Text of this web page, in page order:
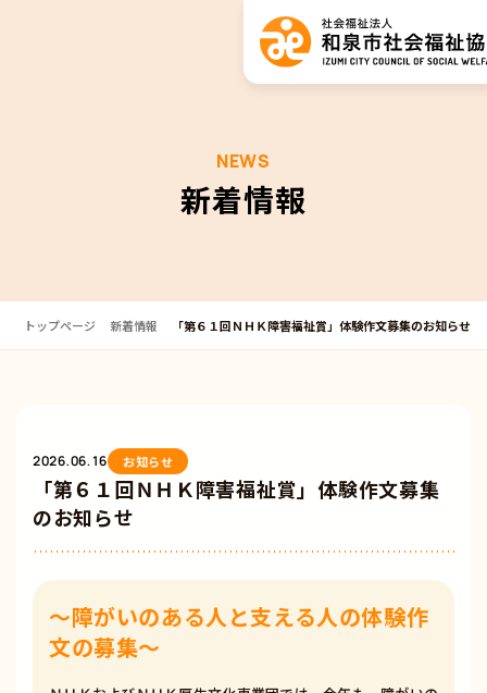
NEWS
新着情報
トップページ 新着情報 「第６１回ＮＨＫ障害福祉賞」体験作文募集のお知らせ
2026.06.16 お知らせ
「第６１回ＮＨＫ障害福祉賞」体験作文募集
のお知らせ
～障がいのある人と支える人の体験作
文の募集～